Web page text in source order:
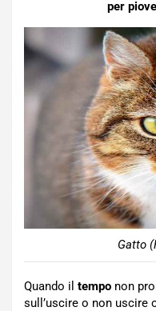
per
Gatto
Quando il tempo non
sull’uscire o non uscire